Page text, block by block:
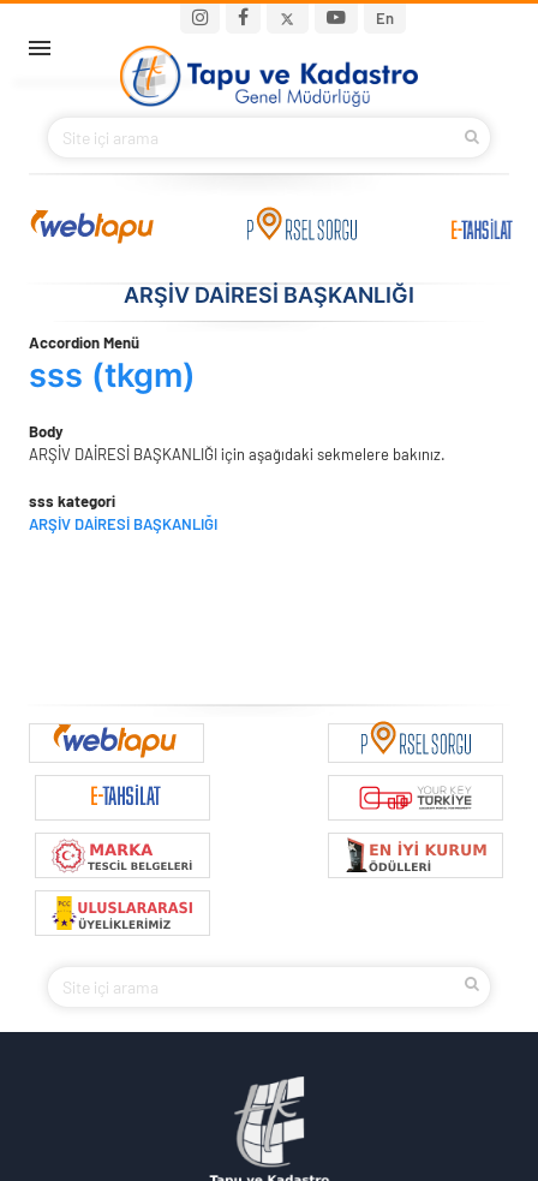
En
Main navigation
BAKANIMIZ
KURUMSAL
E-HİZMETLER
ARŞİV DAİRESİ BAŞKANLIĞI
Accordion Menü
sss (tkgm)
Body
ARŞİV DAİRESİ BAŞKANLIĞI için aşağıdaki sekmelere bakınız.
sss kategori
ARŞİV DAİRESİ BAŞKANLIĞI